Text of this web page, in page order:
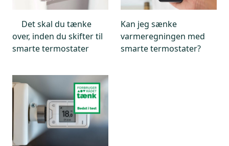
Det skal du tænke
over, inden du skifter til
smarte termostater
Kan jeg sænke
varmeregningen med
smarte termostater?